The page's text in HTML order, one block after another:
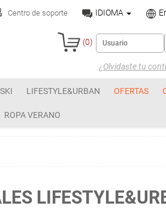
Centro de soporte IDIOMA
(0)
¿Olvidaste tu
LIFESTYLE&URBAN OFERTAS
ROPA VERANO